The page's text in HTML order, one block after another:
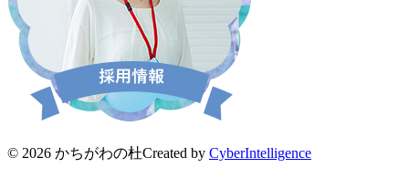
© 2026 かちがわの杜Created by CyberIntelligence